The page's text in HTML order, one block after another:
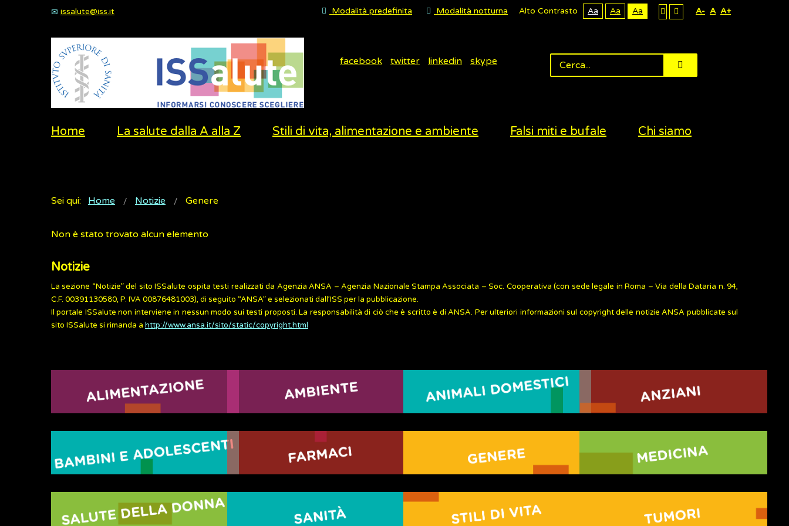
issalute@iss.it Modalità predefinita Modalità notturna Alto Contrasto Aa Aa Aa A- A A+
facebook twitter linkedin skype
Home La salute dalla A alla Z Stili di vita, alimentazione e ambiente Falsi miti e bufale Chi siamo
Sei qui: Home Notizie Genere
Non è stato trovato alcun elemento
Notizie
La sezione “Notizie” del sito ISSalute ospita testi realizzati da Agenzia ANSA – Agenzia Nazionale Stampa Associata – Soc. Cooperativa (con sede legale in Roma – Via della Dataria n. 94,
C.F. 00391130580, P. IVA 00876481003), di seguito “ANSA” e selezionati dall’ISS per la pubblicazione.
Il portale ISSalute non interviene in nessun modo sui testi proposti. La responsabilità di ciò che è scritto è di ANSA. Per ulteriori informazioni sul copyright delle notizie ANSA pubblicate sul
sito ISSalute si rimanda a http://www.ansa.it/sito/static/copyright.html